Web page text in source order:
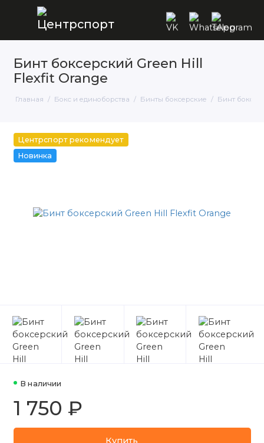
Бинт боксерский Green Hill
Flexfit Orange
Главная Бокс и единоборства Бинты боксерские Бинт
Новинка
Центрспорт рекомендует
В наличии
1 750 ₽
Купить